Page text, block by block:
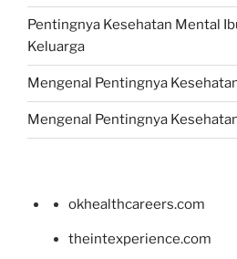
Pentingnya Kesehatan Mental
Keluarga
Mengenal Pentingnya
Mengenal Pentingnya
okhealthcareers.com
theintexperience.com